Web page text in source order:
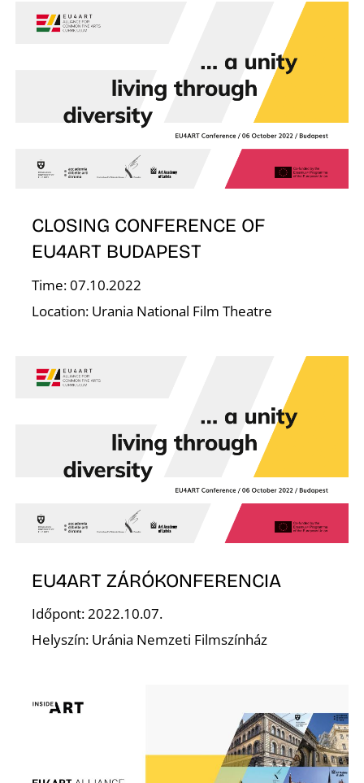
CLOSING CONFERENCE OF
EU4ART BUDAPEST
Time: 07.10.2022
Location: Urania National Film Theatre
EU4ART ZÁRÓKONFERENCIA
Időpont: 2022.10.07.
Helyszín: Uránia Nemzeti Filmszínház